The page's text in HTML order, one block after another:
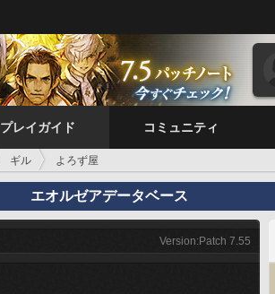
プレイガイド コミュニティ
ギル よろず屋
エオルゼアデータベース
Version:Patch 7.55